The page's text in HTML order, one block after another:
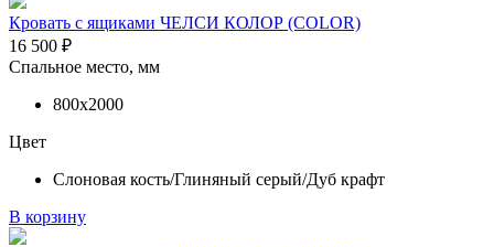
Кровать с ящиками ЧЕЛСИ КОЛОР (COLOR)
16 500 ₽
Спальное место, мм
800х2000
Цвет
Слоновая кость/Глиняный серый/Дуб крафт
В корзину